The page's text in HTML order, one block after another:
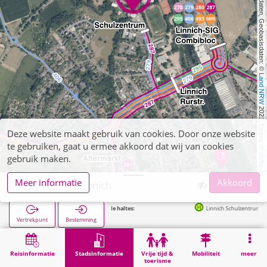
, Kartendaten, Geobasisdaten: ©
Land NRW
2021, Lizenz
dl-de/by-2-0
Reisinformatie Stadsinformatie
Vrije tijd &
toerisme
Mobiliteit meer
Realschule Linnich
Vertrekpunt Bestemming
Volgende haltes: Linnich Schulzentrum in 180m
Stadsinformatie Opleiding Realschule Linnich
Deze website maakt gebruik van cookies. Door onze website
te gebruiken, gaat u ermee akkoord dat wij van cookies
gebruik maken.
Meer informatie
Akkoord